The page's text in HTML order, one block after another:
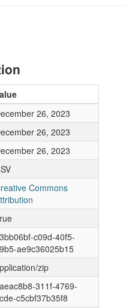
26, 2023
26, 2023
26, 2023
Commons
c09d-40f5-
ae9c36025b15
zip
311f-4769-
c5cbf37b35f8